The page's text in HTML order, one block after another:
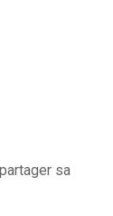
sa